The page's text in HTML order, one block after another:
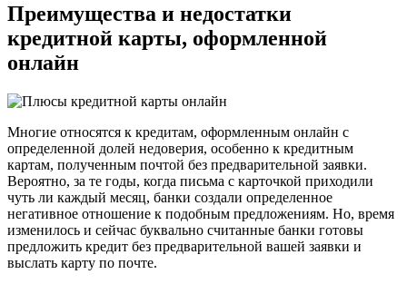
Преимущества и недостатки
кредитной карты, оформленной
онлайн
Многие относятся к кредитам, оформленным онлайн с
определенной долей недоверия, особенно к кредитным
картам, полученным почтой без предварительной заявки.
Вероятно, за те годы, когда письма с карточкой приходили
чуть ли каждый месяц, банки создали определенное
негативное отношение к подобным предложениям. Но, время
изменилось и сейчас буквально считанные банки готовы
предложить кредит без предварительной вашей заявки и
выслать карту по почте.